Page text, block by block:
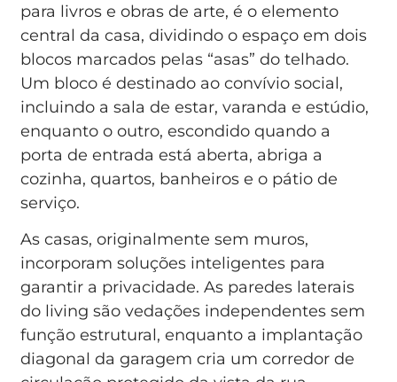
para livros e obras de arte, é o elemento
central da casa, dividindo o espaço em dois
blocos marcados pelas “asas” do telhado.
Um bloco é destinado ao convívio social,
incluindo a sala de estar, varanda e estúdio,
enquanto o outro, escondido quando a
porta de entrada está aberta, abriga a
cozinha, quartos, banheiros e o pátio de
serviço.
As casas, originalmente sem muros,
incorporam soluções inteligentes para
garantir a privacidade. As paredes laterais
do living são vedações independentes sem
função estrutural, enquanto a implantação
diagonal da garagem cria um corredor de